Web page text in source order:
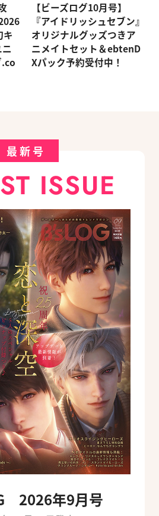
.co
【ビーズログ10月号】
『アイドリッシュセブン』
オリジナルグッズつきア
ニメイトセット＆ebtenD
Xパック予約受付中！
最新号
ISSUE
2026年9月号